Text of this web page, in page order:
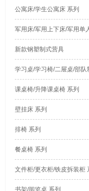
公寓床/学生公寓床 系列
军用床/军用上下床/军用单
新款钢塑制式营具
学习桌/学习椅/二屉桌/部
课桌椅/升降课桌椅 系列
壁挂床 系列
排椅 系列
餐桌椅 系列
文件柜/更衣柜/铁皮拆装柜
书架/阅览桌 系列